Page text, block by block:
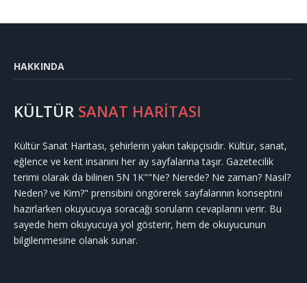
HAKKINDA
KÜLTÜR SANAT HARİTASI
Kültür Sanat Haritası, şehirlerin yakın takipçisidir. Kültür, sanat,
eğlence ve kent insanını her ay sayfalarına taşır. Gazetecilik
terimi olarak da bilinen 5N 1K""Ne? Nerede? Ne zaman? Nasıl?
Neden? ve Kim?" prensibini öngörerek sayfalarının konseptini
hazırlarken okuyucuya soracağı soruların cevaplarını verir. Bu
sayede hem okuyucuya yol gösterir, hem de okuyucunun
bilgilenmesine olanak sunar.